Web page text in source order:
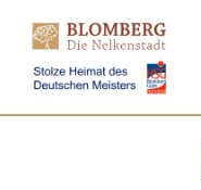
Inhalt